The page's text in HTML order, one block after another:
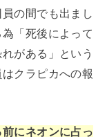
の間でも出まし
「死後によって
がある」という
クラピカへの報
にネオンに占っ